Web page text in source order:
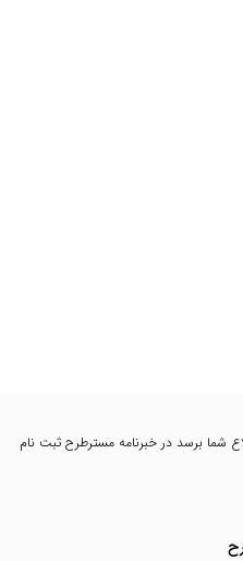
شما برسد در خبرنامه مسترطرح ثبت نام